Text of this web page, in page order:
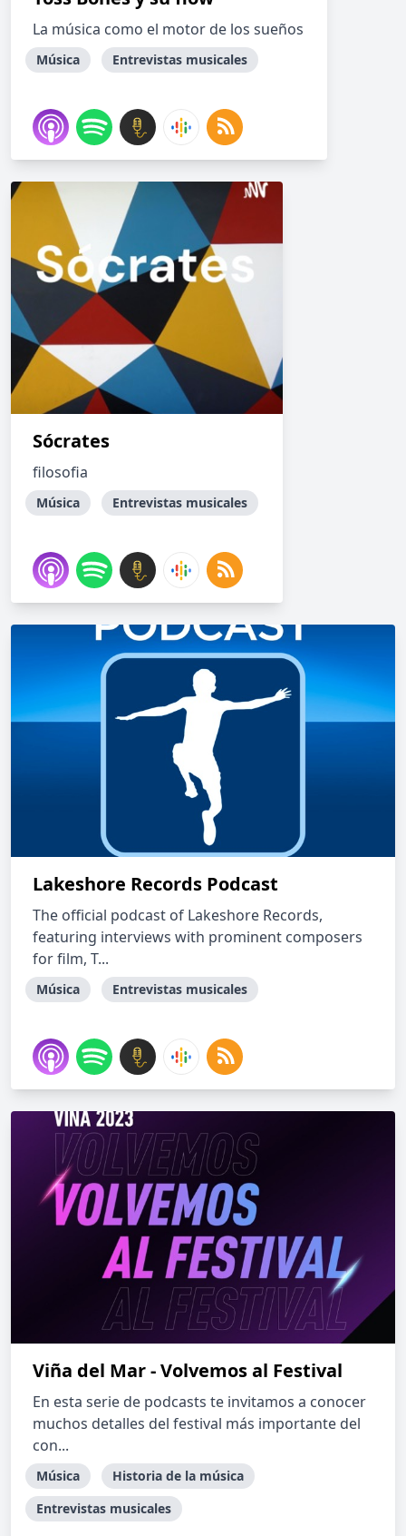
La música como el motor de los sueños
Música Entrevistas musicales
Sócrates
filosofia
Música Entrevistas musicales
Lakeshore Records Podcast
The official podcast of Lakeshore Records,
featuring interviews with prominent composers
for film, T...
Música Entrevistas musicales
Viña del Mar - Volvemos al Festival
En esta serie de podcasts te invitamos a conocer
muchos detalles del festival más importante del
con...
Música
Historia de la música
Entrevistas musicales